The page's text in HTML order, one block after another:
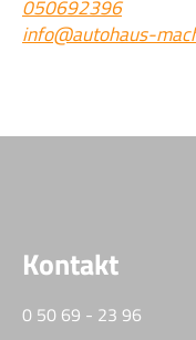
050692396
info@autohaus-
Kontakt
0 50 69 - 23 96